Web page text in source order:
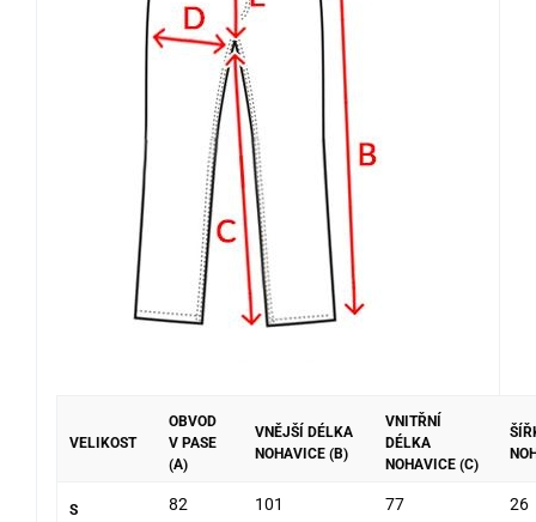
VELIKOST
OBVOD
V PASE
(A)
VNĚJŠÍ DÉLKA
NOHAVICE (B)
VNITŘNÍ
DÉLKA
NOHAVICE (C)
S 82 101 77 26